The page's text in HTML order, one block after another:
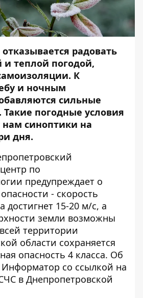
радовать
и теплой погодой,
К
и ночным
сильные
погодные условия
нам синоптики на
дня.
по
предупреждает о
- скорость
достигнет 15-20 м/с, а
земли возможны
территории
области сохраняется
опасность 4 класса. Об
Информатор со ссылкой на
в Днепропетровской